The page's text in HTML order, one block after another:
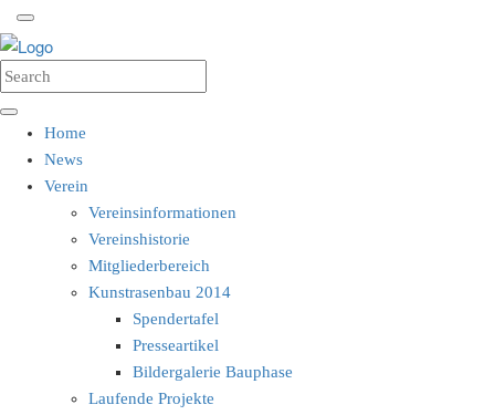
Home
News
Verein
Vereinsinformationen
Vereinshistorie
Mitgliederbereich
Kunstrasenbau 2014
Spendertafel
Presseartikel
Bildergalerie Bauphase
Laufende Projekte